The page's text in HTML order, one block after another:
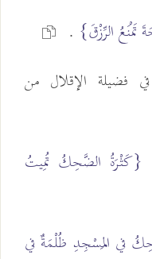
تَمْنَعُ الرِّزْقَ} .
فضيلة الإقلال من
{كَثْرَةُ الضَّحِكُ تُمِيتُ
في المَسْجِدِ ظُلْمَةٌ في